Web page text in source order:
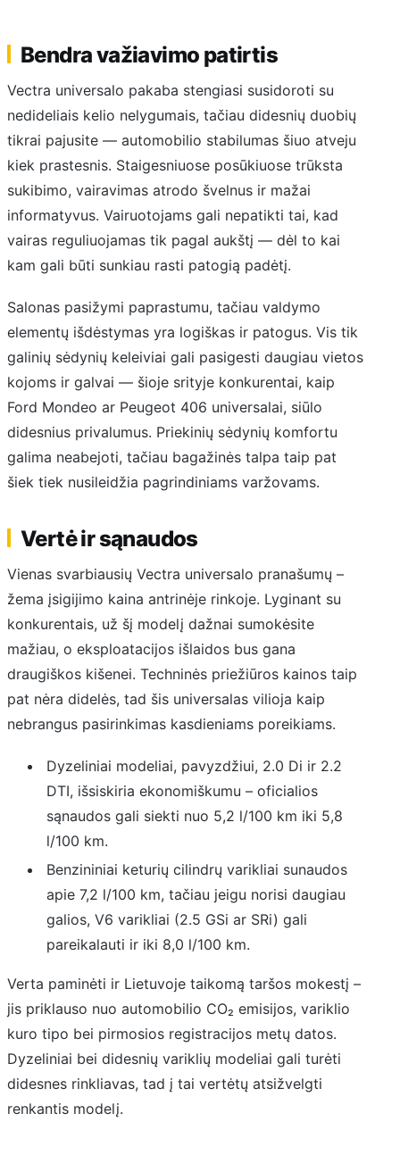
Bendra važiavimo patirtis
Vectra universalo pakaba stengiasi susidoroti su
nedideliais kelio nelygumais, tačiau didesnių duobių
tikrai pajusite — automobilio stabilumas šiuo atveju
kiek prastesnis. Staigesniuose posūkiuose trūksta
sukibimo, vairavimas atrodo švelnus ir mažai
informatyvus. Vairuotojams gali nepatikti tai, kad
vairas reguliuojamas tik pagal aukštį — dėl to kai
kam gali būti sunkiau rasti patogią padėtį.
Salonas pasižymi paprastumu, tačiau valdymo
elementų išdėstymas yra logiškas ir patogus. Vis tik
galinių sėdynių keleiviai gali pasigesti daugiau vietos
kojoms ir galvai — šioje srityje konkurentai, kaip
Ford Mondeo ar Peugeot 406 universalai, siūlo
didesnius privalumus. Priekinių sėdynių komfortu
galima neabejoti, tačiau bagažinės talpa taip pat
šiek tiek nusileidžia pagrindiniams varžovams.
Vertė ir sąnaudos
Vienas svarbiausių Vectra universalo pranašumų –
žema įsigijimo kaina antrinėje rinkoje. Lyginant su
konkurentais, už šį modelį dažnai sumokėsite
mažiau, o eksploatacijos išlaidos bus gana
draugiškos kišenei. Techninės priežiūros kainos taip
pat nėra didelės, tad šis universalas vilioja kaip
nebrangus pasirinkimas kasdieniams poreikiams.
Dyzeliniai modeliai, pavyzdžiui, 2.0 Di ir 2.2
DTI, išsiskiria ekonomiškumu – oficialios
sąnaudos gali siekti nuo 5,2 l/100 km iki 5,8
l/100 km.
Benzininiai keturių cilindrų varikliai sunaudos
apie 7,2 l/100 km, tačiau jeigu norisi daugiau
galios, V6 varikliai (2.5 GSi ar SRi) gali
pareikalauti ir iki 8,0 l/100 km.
Verta paminėti ir Lietuvoje taikomą taršos mokestį –
jis priklauso nuo automobilio CO₂ emisijos, variklio
kuro tipo bei pirmosios registracijos metų datos.
Dyzeliniai bei didesnių variklių modeliai gali turėti
didesnes rinkliavas, tad į tai vertėtų atsižvelgti
renkantis modelį.